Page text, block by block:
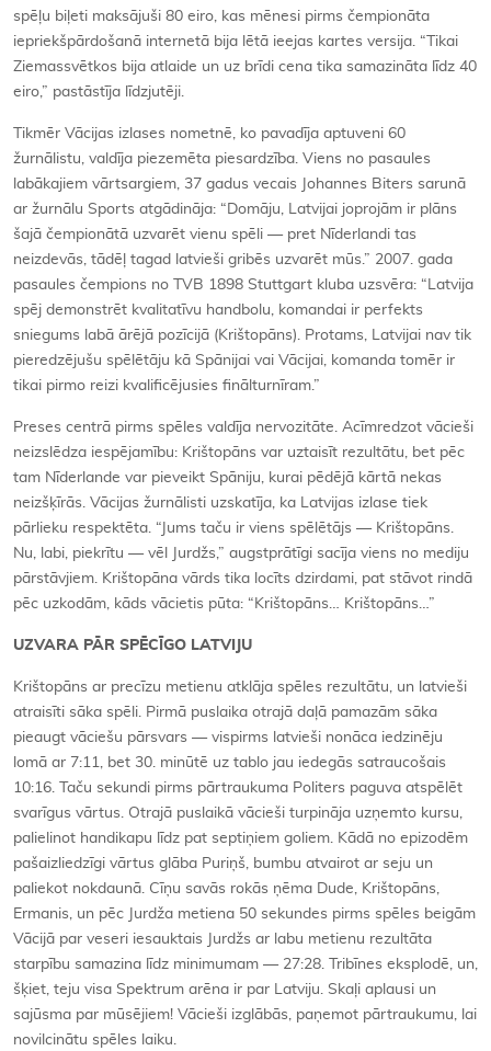
spēļu biļeti maksājuši 80 eiro, kas mēnesi pirms čempionāta
iepriekšpārdošanā internetā bija lētā ieejas kartes versija. “Tikai
Ziemassvētkos bija atlaide un uz brīdi cena tika samazināta līdz 40
eiro,” pastāstīja līdzjutēji.
Tikmēr Vācijas izlases nometnē, ko pavadīja aptuveni 60
žurnālistu, valdīja piezemēta piesardzība. Viens no pasaules
labākajiem vārtsargiem, 37 gadus vecais Johannes Biters sarunā
ar žurnālu Sports atgādināja: “Domāju, Latvijai joprojām ir plāns
šajā čempionātā uzvarēt vienu spēli — pret Nīderlandi tas
neizdevās, tādēļ tagad latvieši gribēs uzvarēt mūs.” 2007. gada
pasaules čempions no TVB 1898 Stuttgart kluba uzsvēra: “Latvija
spēj demonstrēt kvalitatīvu handbolu, komandai ir perfekts
sniegums labā ārējā pozīcijā (Krištopāns). Protams, Latvijai nav tik
pieredzējušu spēlētāju kā Spānijai vai Vācijai, komanda tomēr ir
tikai pirmo reizi kvalificējusies finālturnīram.”
Preses centrā pirms spēles valdīja nervozitāte. Acīmredzot vācieši
neizslēdza iespējamību: Krištopāns var uztaisīt rezultātu, bet pēc
tam Nīderlande var pieveikt Spāniju, kurai pēdējā kārtā nekas
neizšķīrās. Vācijas žurnālisti uzskatīja, ka Latvijas izlase tiek
pārlieku respektēta. “Jums taču ir viens spēlētājs — Krištopāns.
Nu, labi, piekrītu — vēl Jurdžs,” augstprātīgi sacīja viens no mediju
pārstāvjiem. Krištopāna vārds tika locīts dzirdami, pat stāvot rindā
pēc uzkodām, kāds vācietis pūta: “Krištopāns… Krištopāns…”
UZVARA PĀR SPĒCĪGO LATVIJU
Krištopāns ar precīzu metienu atklāja spēles rezultātu, un latvieši
atraisīti sāka spēli. Pirmā puslaika otrajā daļā pamazām sāka
pieaugt vāciešu pārsvars — vispirms latvieši nonāca iedzinēju
lomā ar 7:11, bet 30. minūtē uz tablo jau iedegās satraucošais
10:16. Taču sekundi pirms pārtraukuma Politers paguva atspēlēt
svarīgus vārtus. Otrajā puslaikā vācieši turpināja uzņemto kursu,
palielinot handikapu līdz pat septiņiem goliem. Kādā no epizodēm
pašaizliedzīgi vārtus glāba Puriņš, bumbu atvairot ar seju un
paliekot nokdaunā. Cīņu savās rokās ņēma Dude, Krištopāns,
Ermanis, un pēc Jurdža metiena 50 sekundes pirms spēles beigām
Vācijā par veseri iesauktais Jurdžs ar labu metienu rezultāta
starpību samazina līdz minimumam — 27:28. Tribīnes eksplodē, un,
šķiet, teju visa Spektrum arēna ir par Latviju. Skaļi aplausi un
sajūsma par mūsējiem! Vācieši izglābās, paņemot pārtraukumu, lai
novilcinātu spēles laiku.